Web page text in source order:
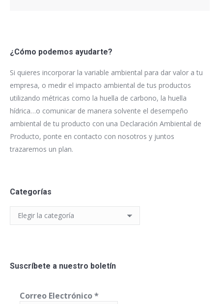
¿Cómo podemos ayudarte?
Si quieres incorporar la variable ambiental para dar valor a tu
empresa, o medir el impacto ambiental de tus productos
utilizando métricas como la huella de carbono, la huella
hídrica…o comunicar de manera solvente el desempeño
ambiental de tu producto con una Declaración Ambiental de
Producto, ponte en contacto con nosotros y juntos
trazaremos un plan.
Categorías
Categorías
Suscríbete a nuestro boletín
Correo Electrónico*